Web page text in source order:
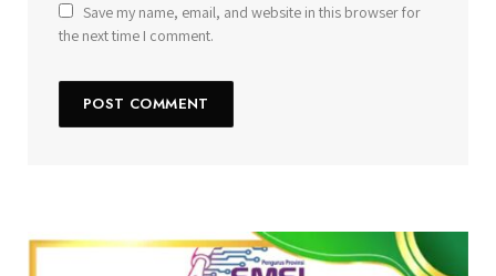
Save my name, email, and website in this browser for
the next time I comment.